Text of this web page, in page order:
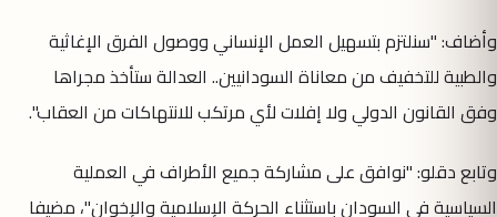
وأضاف: "سنلتزم بتسهيل العمل الإنساني ووصول الفرق الإغاثية
والطبية للتخفيف من معاناة السودانيين.. العدالة ستأخذ مجراها
وفق القانون الدولي ولا إفلات لأي مرتكب للانتهاكات من العقاب".
وتابع دقلو: "نوافق على مشاركة جميع الأطراف في العملية
السياسية في السودان باستثناء الحركة الإسلامية والإخوان"، مضيفا